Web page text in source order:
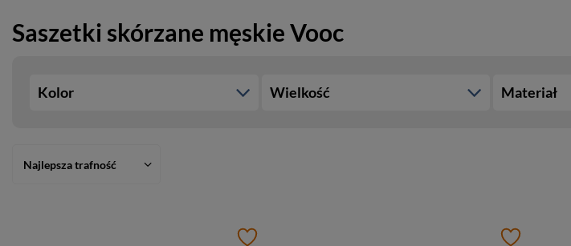
Saszetki skórzane męskie Vooc
Kolor Wielkość Materiał
Najlepsza trafność